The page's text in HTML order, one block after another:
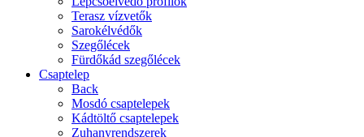
Terasz vízvetők
Sarokélvédők
Szegőlécek
Fürdőkád szegőlécek
Csaptelep
Back
Mosdó csaptelepek
Kádtöltő csaptelepek
Zuhanyrendszerek